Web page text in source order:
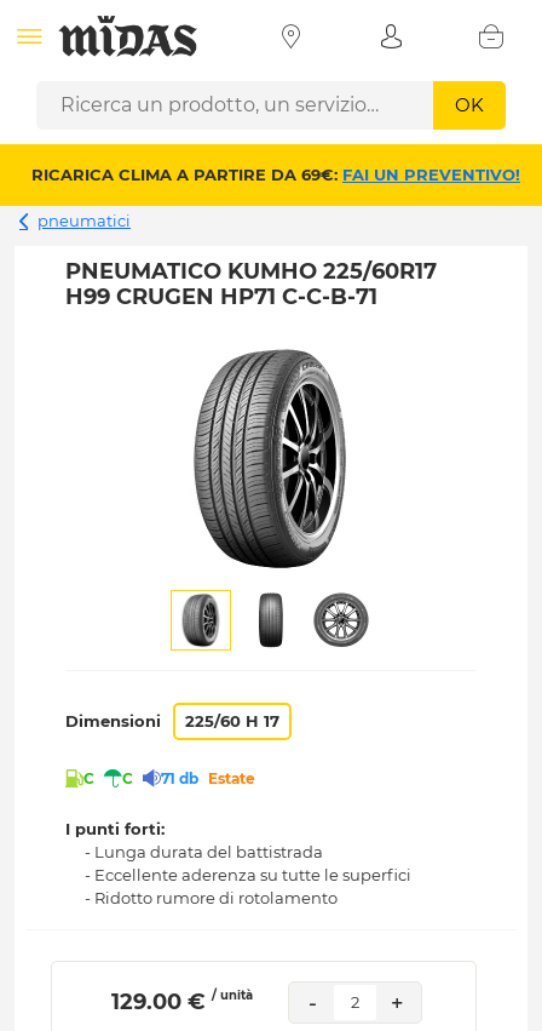
OK
RICARICA CLIMA A PARTIRE DA 69€: FAI UN PREVENTIVO!
pneumatici
PNEUMATICO KUMHO 225/60R17
H99 CRUGEN HP71 C-C-B-71
Dimensioni 225/60 H 17
C C 71 db Estate
I punti forti:
- Lunga durata del battistrada
- Eccellente aderenza su tutte le superfici
- Ridotto rumore di rotolamento
129.00 € / unità - 2 +